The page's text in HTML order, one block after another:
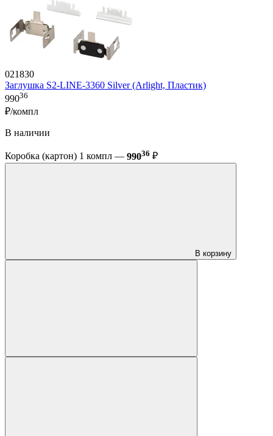
021830
Заглушка S2-LINE-3360 Silver (Arlight, Пластик)
99036
₽/компл
В наличии
Коробка (картон) 1 компл — 99036 ₽
В корзину